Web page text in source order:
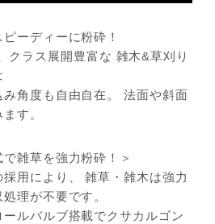
ーディーに粉砕！
クラス展開豊富な 雑木&草刈り
角度も自由自在。 法面や斜面
す。
雑草を強力粉砕！＞
用により、 雑草・雑木は強力
理が不要です。
ルバルブ搭載でクサカルゴン